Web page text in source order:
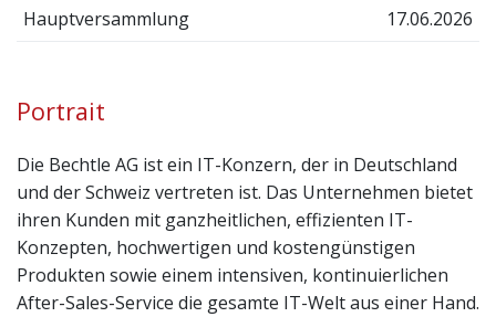
Hauptversammlung
17.06.2026
Portrait
Die Bechtle AG ist ein IT-Konzern, der in Deutschland
und der Schweiz vertreten ist. Das Unternehmen bietet
ihren Kunden mit ganzheitlichen, effizienten IT-
Konzepten, hochwertigen und kostengünstigen
Produkten sowie einem intensiven, kontinuierlichen
After-Sales-Service die gesamte IT-Welt aus einer Hand.